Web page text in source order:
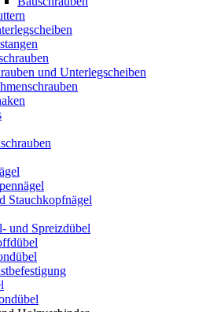
und Unterlegscheiben
Stauchkopfnägel
und Spreizdübel